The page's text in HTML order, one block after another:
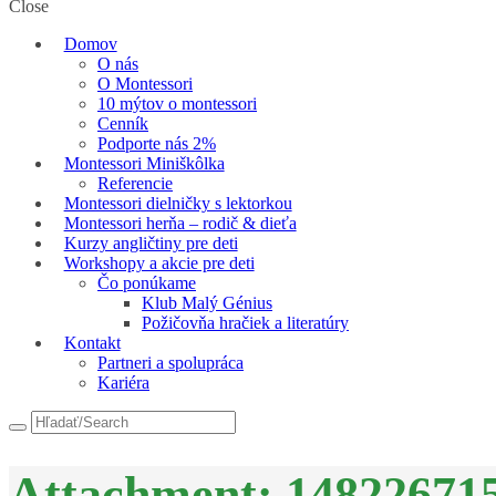
Close
Domov
O nás
O Montessori
10 mýtov o montessori
Cenník
Podporte nás 2%
Montessori Miniškôlka
Referencie
Montessori dielničky s lektorkou
Montessori herňa – rodič & dieťa
Kurzy angličtiny pre deti
Workshopy a akcie pre deti
Čo ponúkame
Klub Malý Génius
Požičovňa hračiek a literatúry
Kontakt
Partneri a spolupráca
Kariéra